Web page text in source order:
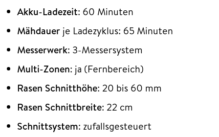
Akku-Ladezeit: 60 Minuten
Mähdauer je Ladezyklus: 65 Minuten
Messerwerk: 3-Messersystem
Multi-Zonen: ja (Fernbereich)
Rasen Schnitthöhe: 20 bis 60 mm
Rasen Schnittbreite: 22 cm
Schnittsystem: zufallsgesteuert